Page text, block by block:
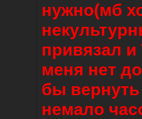
нужно(мб
привязал
меня нет
бы вернуть
немало